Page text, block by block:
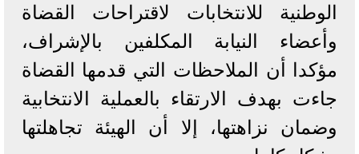
الوطنية للانتخابات لاقتراحات القضاة
وأعضاء النيابة المكلفين بالإشراف،
مؤكدا أن الملاحظات التي قدمها القضاة
جاءت بهدف الارتقاء بالعملية الانتخابية
وضمان نزاهتها، إلا أن الهيئة تجاهلتها